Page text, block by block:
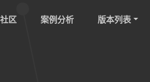
社区 案例分析 版本列表